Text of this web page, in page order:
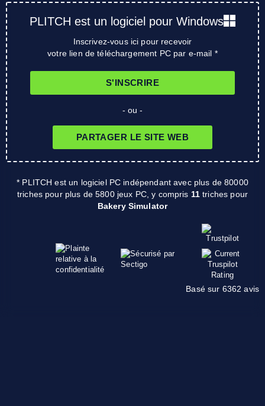
PLITCH est un logiciel pour Windows
Inscrivez-vous ici pour recevoir
votre lien de téléchargement PC par e-mail *
S'INSCRIRE
- ou -
PARTAGER LE SITE WEB
* PLITCH est un logiciel PC indépendant avec plus de 80000
triches pour plus de 5800 jeux PC, y compris 11 triches pour
Bakery Simulator
Basé sur 6362 avis